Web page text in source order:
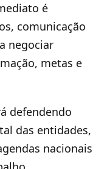
é
comunicação
negociar
metas e
defendendo
das entidades,
nacionais